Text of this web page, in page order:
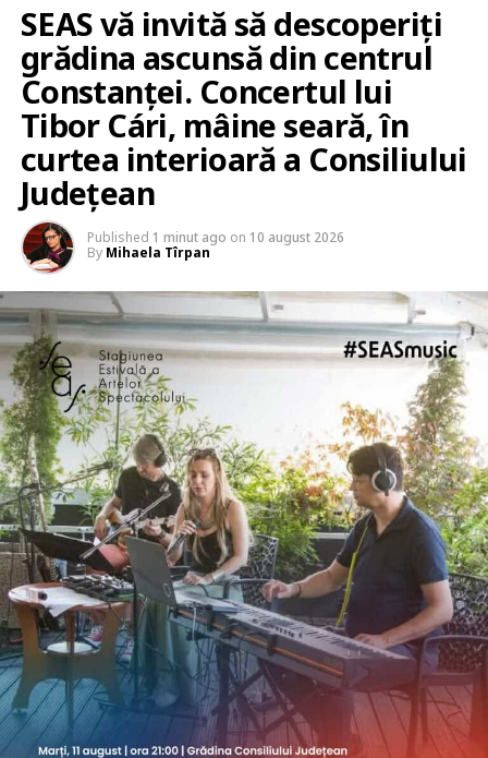
SEAS vă invită să descoperiți
grădina ascunsă din centrul
Constanței. Concertul lui
Tibor Cári, mâine seară, în
curtea interioară a Consiliului
Județean
Published 1 minut ago on 10 august 2026
By Mihaela Tîrpan